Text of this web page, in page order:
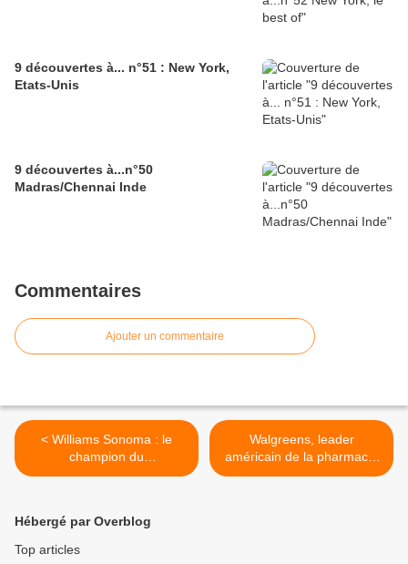
9 découvertes à... n°51 : New York,
Etats-Unis
9 découvertes à...n°50
Madras/Chennai Inde
Commentaires
Ajouter un commentaire
< Williams Sonoma : le
champion du
merchandising (6)
Walgreens, leader
américain de la pharmacie
(8) >
Hébergé par Overblog
Top articles